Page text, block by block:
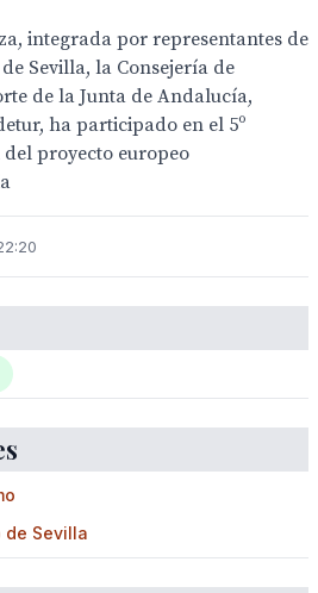
integrada por representantes de
Sevilla, la Consejería de
de la Junta de Andalucía,
ha participado en el 5º
proyecto europeo
de Sevilla